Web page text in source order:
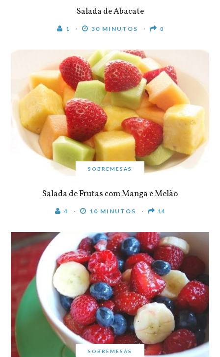
Salada de Abacate
1 30 MINUTOS 0
SOBREMESAS
Salada de Frutas com Manga e Melão
4 10 MINUTOS 14
SOBREMESAS